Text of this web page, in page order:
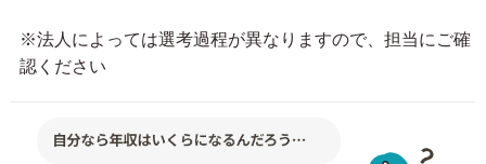
※法人によっては選考過程が異なりますので、担当にご確
認ください